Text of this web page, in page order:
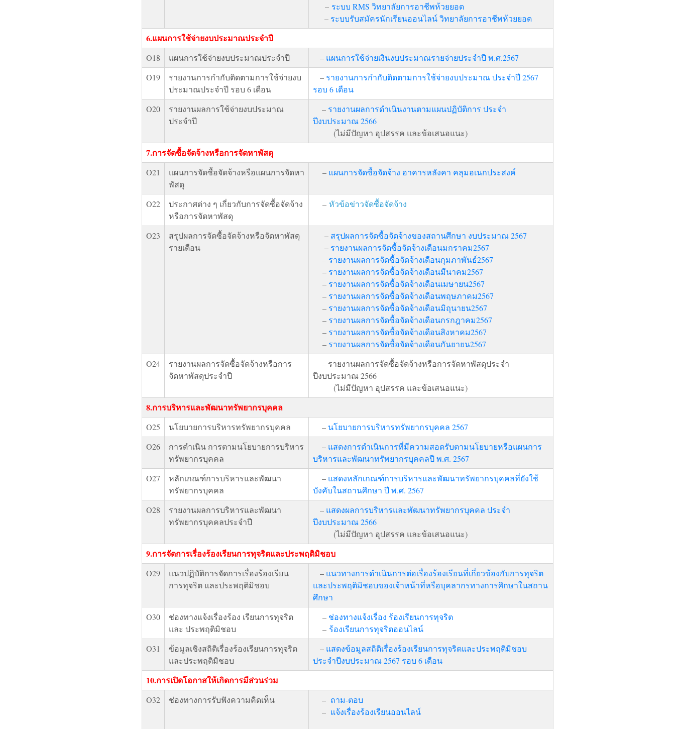
– ระบบ RMS วิทยาลัยการอาชีพห้วยยอด
– ระบบรับสมัครนักเรียนออนไลน์ วิทยาลัยการอาชีพห้วยยอด
6.แผนการใช้จ่ายงบประมาณประจำปี
O18 แผนการใช้จ่ายงบประมาณประจำปี – แผนการใช้จ่ายเงินงบประมาณรายจ่ายประจำปีพ.ศ.2567
O19
รายงานการกำกับติดตามการใช้จ่ายงบ
ประมาณประจำปี รอบ 6 เดือน
– รายงานการกำกับติดตามการใช้จ่ายงบประมาณ ประจำปี 2567
รอบ 6 เดือน
O20
รายงานผลการใช้จ่ายงบประมาณ
ประจำปี
– รายงานผลการดำเนินงานตามแผนปฏิบัติการ ประจำ
ปีงบประมาณ 2566
(ไม่มีปัญหา อุปสรรค และข้อเสนอแนะ)
7.การจัดซื้อจัดจ้างหรือการจัดหาพัสดุ
O21
แผนการจัดซื้อจัดจ้างหรือแผนการจัดหา
พัสดุ
– แผนการจัดซื้อจัดจ้าง อาคารหลังคา คลุมอเนกประสงค์
O22
ประกาศต่าง ๆ เกี่ยวกับการจัดซื้อจัดจ้าง
หรือการจัดหาพัสดุ
– หัวข้อข่าวจัดซื้อจัดจ้าง
O23
สรุปผลการจัดซื้อจัดจ้างหรือจัดหาพัสดุ
รายเดือน
– สรุปผลการจัดซื้อจัดจ้างของสถานศึกษา งบประมาณ 2567
– รายงานผลการจัดซื้อจัดจ้างเดือนมกราคม2567
– รายงานผลการจัดซื้อจัดจ้างเดือนกุมภาพันธ์2567
– รายงานผลการจัดซื้อจัดจ้างเดือนมีนาคม2567
– รายงานผลการจัดซื้อจัดจ้างเดือนเมษายน2567
– รายงานผลการจัดซื้อจัดจ้างเดือนพฤษภาคม2567
– รายงานผลการจัดซื้อจัดจ้างเดือนมิถุนายน2567
– รายงานผลการจัดซื้อจัดจ้างเดือนกรกฎาคม2567
– รายงานผลการจัดซื้อจัดจ้างเดือนสิงหาคม2567
– รายงานผลการจัดซื้อจัดจ้างเดือนกันยายน2567
O24
รายงานผลการจัดซื้อจัดจ้างหรือการ
จัดหาพัสดุประจำปี
– รายงานผลการจัดซื้อจัดจ้างหรือการจัดหาพัสดุประจำ
ปีงบประมาณ 2566
(ไม่มีปัญหา อุปสรรค และข้อเสนอแนะ)
8.การบริหารและพัฒนาทรัพยากรบุคคล
O25 นโยบายการบริหารทรัพยากรบุคคล – นโยบายการบริหารทรัพยากรบุคคล 2567
O26
การดำเนิน การตามนโยบายการบริหาร
ทรัพยากรบุคคล
– แสดงการดำเนินการที่มีความสอดรับตามนโยบายหรือแผนการ
บริหารและพัฒนาทรัพยากรบุคคลปี พ.ศ. 2567
O27
หลักเกณฑ์การบริหารและพัฒนา
ทรัพยากรบุคคล
– แสดงหลักเกณฑ์การบริหารและพัฒนาทรัพยากรบุคคลที่ยังใช้
บังคับในสถานศึกษา ปี พ.ศ. 2567
O28
รายงานผลการบริหารและพัฒนา
ทรัพยากรบุคคลประจำปี
– แสดงผลการบริหารและพัฒนาทรัพยากรบุคคล ประจำ
ปีงบประมาณ 2566
(ไม่มีปัญหา อุปสรรค และข้อเสนอแนะ)
9.การจัดการเรื่องร้องเรียนการทุจริตและประพฤติมิชอบ
O29
แนวปฏิบัติการจัดการเรื่องร้องเรียน
การทุจริต และประพฤติมิชอบ
– แนวทางการดำเนินการต่อเรื่องร้องเรียนที่เกี่ยวข้องกับการทุจริต
และประพฤติมิชอบของเจ้าหน้าที่หรือบุคลากรทางการศึกษาในสถาน
ศึกษา
O30
ช่องทางแจ้งเรื่องร้อง เรียนการทุจริต
และ ประพฤติมิชอบ
– ช่องทางแจ้งเรื่อง ร้องเรียนการทุจริต
– ร้องเรียนการทุจริตออนไลน์
O31
ข้อมูลเชิงสถิติเรื่องร้องเรียนการทุจริต
และประพฤติมิชอบ
– แสดงข้อมูลสถิติเรื่องร้องเรียนการทุจริตและประพฤติมิชอบ
ประจำปีงบประมาณ 2567 รอบ 6 เดือน
10.การเปิดโอกาสให้เกิดการมีส่วนร่วม
O32 ช่องทางการรับฟังความคิดเห็น – ถาม-ตอบ
– แจ้งเรื่องร้องเรียนออนไลน์